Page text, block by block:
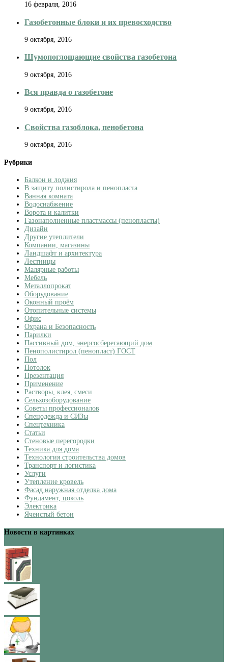
16 февраля, 2016
Газобетонные блоки и их превосходство
9 октября, 2016
Шумопоглощающие свойства газобетона
9 октября, 2016
Вся правда о газобетоне
9 октября, 2016
Свойства газоблока, пенобетона
9 октября, 2016
Рубрики
Балкон и лоджия
В защиту полистирола и пенопласта
Ванная комната
Водоснабжение
Ворота и калитки
Газонаполненные пластмассы (пенопласты)
Дизайн
Другие утеплители
Компании, магазины
Ландшафт и архитектура
Лестницы
Малярные работы
Мебель
Металлопрокат
Оборудование
Оконный проём
Отопительные системы
Офис
Охрана и Безопасность
Парилки
Пассивный дом, энергосберегающий дом
Пенополистирол (пенопласт) ГОСТ
Пол
Потолок
Презентация
Применение
Растворы, клея, смеси
Сельхозоборудование
Советы профессионалов
Спецодежда и СИЗы
Спецтехника
Статьи
Стеновые перегородки
Техника для дома
Технология строительства домов
Транспорт и логистика
Услуги
Утепление кровель
Фасад наружная отделка дома
Фундамент, цоколь
Электрика
Ячеистый бетон
Новости в картинках